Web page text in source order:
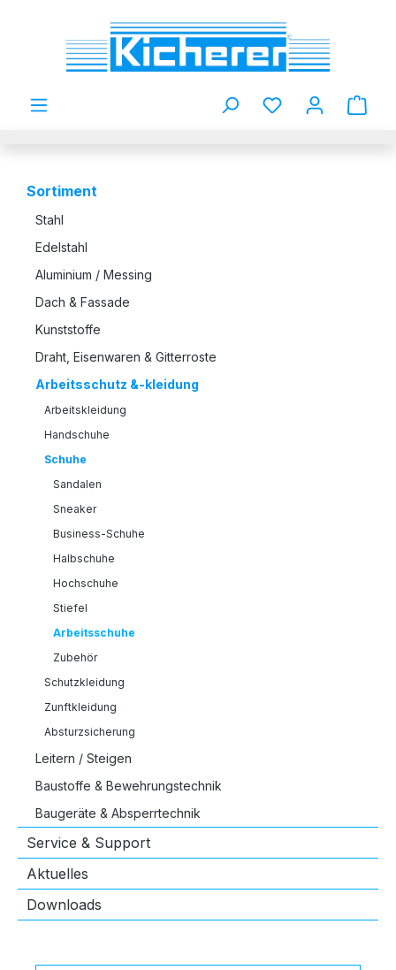
Zum Hauptinhalt springen
Du hast 0
Sortiment
Stahl
Edelstahl
Aluminium / Messing
Dach & Fassade
Kunststoffe
Draht, Eisenwaren & Gitterroste
Arbeitsschutz &-kleidung
Arbeitskleidung
Handschuhe
Schuhe
Sandalen
Sneaker
Business-Schuhe
Halbschuhe
Hochschuhe
Stiefel
Arbeitsschuhe
Zubehör
Schutzkleidung
Zunftkleidung
Absturzsicherung
Leitern / Steigen
Baustoffe & Bewehrungstechnik
Baugeräte & Absperrtechnik
Service & Support
Aktuelles
Downloads